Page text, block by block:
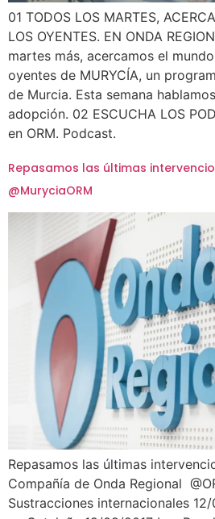
01 TODOS LOS MARTES,
LOS OYENTES. EN ONDA
martes más, acercamos el
oyentes de MURYCÍA, un
de Murcia. Esta semana
adopción. 02 ESCUCHA LOS
en ORM. Podcast.
Repasamos las últimas
@MuryciaORM
Repasamos las últimas
Compañía de Onda Regional
Sustracciones internacionales